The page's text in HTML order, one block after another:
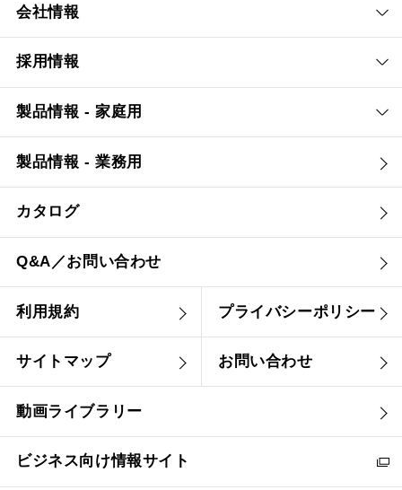
会社情報
採用情報
製品情報 - 家庭用
製品情報 - 業務用
カタログ
Q&A／お問い合わせ
利用規約 プライバシーポリシー
サイトマップ お問い合わせ
動画ライブラリー
ビジネス向け情報サイト